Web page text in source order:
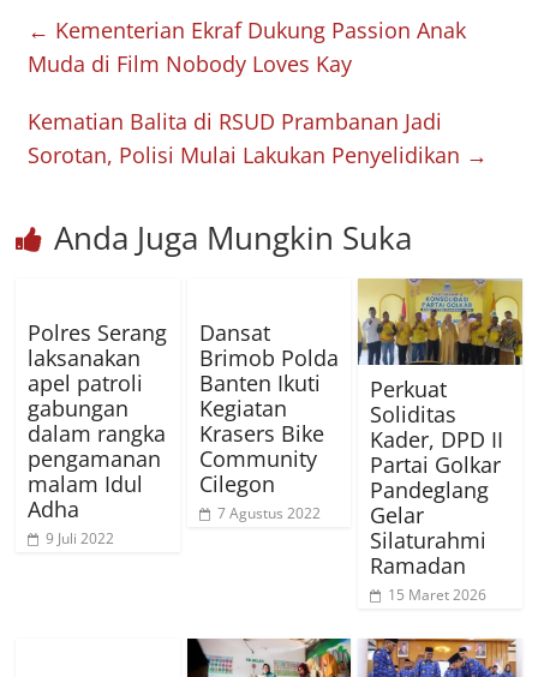
← Kementerian Ekraf Dukung Passion Anak
Muda di Film Nobody Loves Kay
Kematian Balita di RSUD Prambanan Jadi
Sorotan, Polisi Mulai Lakukan Penyelidikan →
Anda Juga Mungkin Suka
Polres Serang
laksanakan
apel patroli
gabungan
dalam rangka
pengamanan
malam Idul
Adha
9 Juli 2022
Dansat
Brimob Polda
Banten Ikuti
Kegiatan
Krasers Bike
Community
Cilegon
7 Agustus 2022
Perkuat
Soliditas
Kader, DPD II
Partai Golkar
Pandeglang
Gelar
Silaturahmi
Ramadan
15 Maret 2026